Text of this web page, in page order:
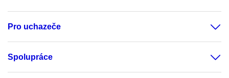
Pro uchazeče
Spolupráce